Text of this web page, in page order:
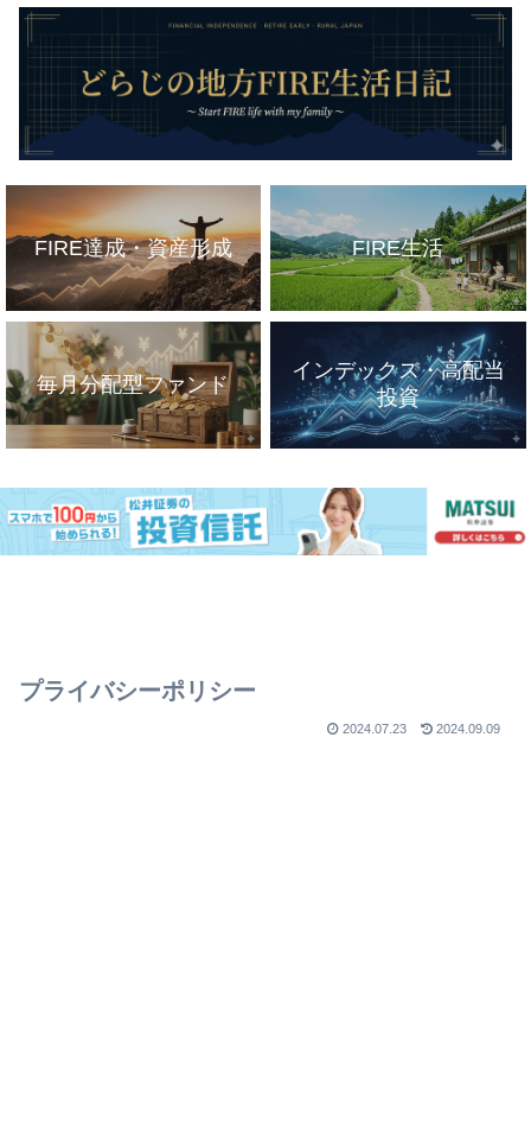
FIRE達成・資産形成 FIRE生活
毎月分配型ファンド
インデックス・高配当
投資
プライバシーポリシー
2024.07.23 2024.09.09